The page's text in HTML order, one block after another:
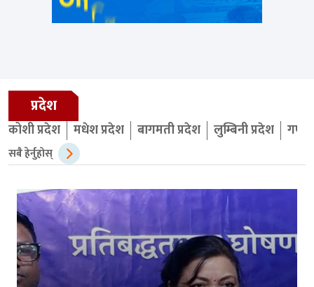
प्रदेश
कोशी प्रदेश मधेश प्रदेश बागमती प्रदेश लुम्बिनी प्रदेश
सबै हेर्नुहोस्